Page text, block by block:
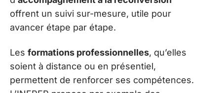
offrent un suivi sur-mesure, utile pour
avancer étape par étape.
Les formations professionnelles, qu’elles
soient à distance ou en présentiel,
permettent de renforcer ses compétences.